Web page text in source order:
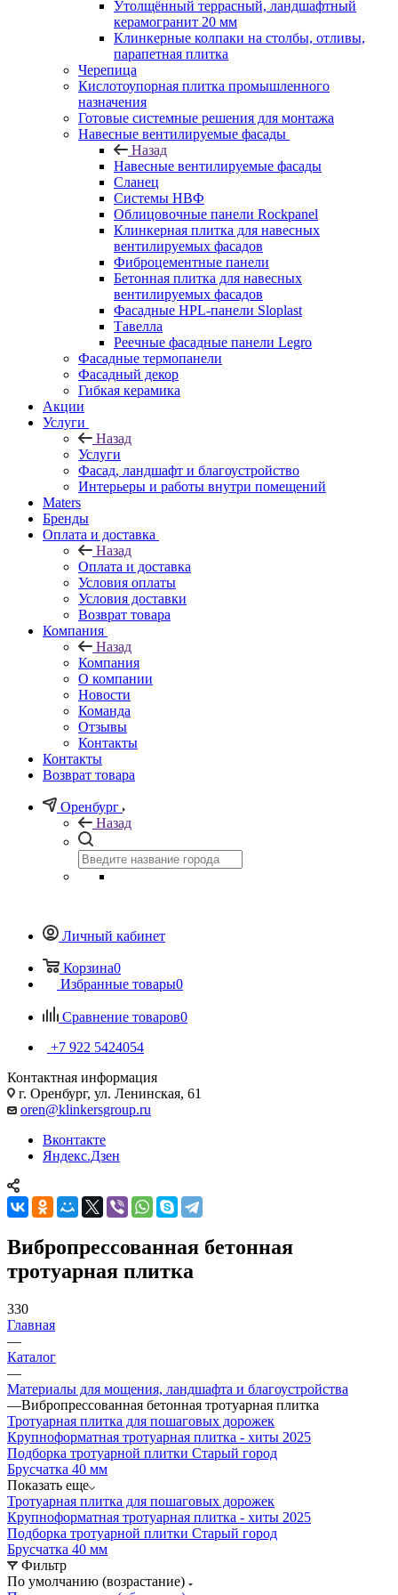
Утолщённый террасный, ландшафтный
керамогранит 20 мм
Клинкерные колпаки на столбы, отливы,
парапетная плитка
Черепица
Кислотоупорная плитка промышленного
назначения
Готовые системные решения для монтажа
Навесные вентилируемые фасады
Назад
Навесные вентилируемые фасады
Сланец
Системы НВФ
Облицовочные панели Rockpanel
Клинкерная плитка для навесных
вентилируемых фасадов
Фиброцементные панели
Бетонная плитка для навесных
вентилируемых фасадов
Фасадные HPL-панели Sloplast
Тавелла
Реечные фасадные панели Legro
Фасадные термопанели
Фасадный декор
Гибкая керамика
Акции
Услуги
Назад
Услуги
Фасад, ландшафт и благоустройство
Интерьеры и работы внутри помещений
Maters
Бренды
Оплата и доставка
Назад
Оплата и доставка
Условия оплаты
Условия доставки
Возврат товара
Компания
Назад
Компания
О компании
Новости
Команда
Отзывы
Контакты
Контакты
Возврат товара
Оренбург
Назад
Личный кабинет
Корзина0
Избранные товары0
Сравнение товаров0
+7 922 5424054
Контактная информация
г. Оренбург, ул. Ленинская, 61
oren@klinkersgroup.ru
Вконтакте
Яндекс.Дзен
Вибропрессованная бетонная
тротуарная плитка
330
Главная
—
Каталог
—
Материалы для мощения, ландшафта и благоустройства
—Вибропрессованная бетонная тротуарная плитка
Тротуарная плитка для пошаговых дорожек
Крупноформатная тротуарная плитка - хиты 2025
Подборка тротуарной плитки Старый город
Брусчатка 40 мм
Показать еще
Тротуарная плитка для пошаговых дорожек
Крупноформатная тротуарная плитка - хиты 2025
Подборка тротуарной плитки Старый город
Брусчатка 40 мм
Фильтр
По умолчанию (возрастание)